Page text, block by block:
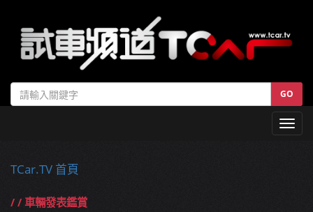
GO
TCar.TV 首頁
/ / 車輛發表鑑賞